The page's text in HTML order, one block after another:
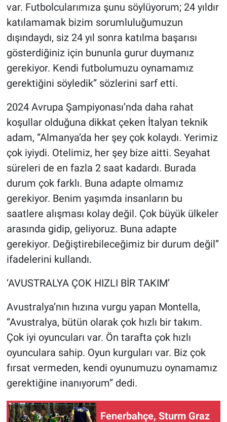
var. Futbolcularımıza şunu söylüyorum; 24 yıldır
katılamamak bizim sorumluluğumuzun
dışındaydı, siz 24 yıl sonra katılma başarısı
gösterdiğiniz için bununla gurur duymanız
gerekiyor. Kendi futbolumuzu oynamamız
gerektiğini söyledik” sözlerini sarf etti.
2024 Avrupa Şampiyonası’nda daha rahat
koşullar olduğuna dikkat çeken İtalyan teknik
adam, “Almanya’da her şey çok kolaydı. Yerimiz
çok iyiydi. Otelimiz, her şey bize aitti. Seyahat
süreleri de en fazla 2 saat kadardı. Burada
durum çok farklı. Buna adapte olmamız
gerekiyor. Benim yaşımda insanların bu
saatlere alışması kolay değil. Çok büyük ülkeler
arasında gidip, geliyoruz. Buna adapte
gerekiyor. Değiştirebileceğimiz bir durum değil”
ifadelerini kullandı.
‘AVUSTRALYA ÇOK HIZLI BİR TAKIM’
Avustralya’nın hızına vurgu yapan Montella,
“Avustralya, bütün olarak çok hızlı bir takım.
Çok iyi oyuncuları var. Ön tarafta çok hızlı
oyunculara sahip. Oyun kurguları var. Biz çok
fırsat vermeden, kendi oyunumuzu oynamamız
gerektiğine inanıyorum” dedi.
Fenerbahçe, Sturm Graz